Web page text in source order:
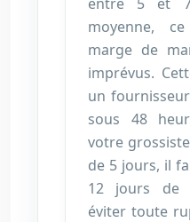
moyenne,
marge de
imprévus.
un
sous 48
votre
de 5 jours, il
12 jours de
éviter toute